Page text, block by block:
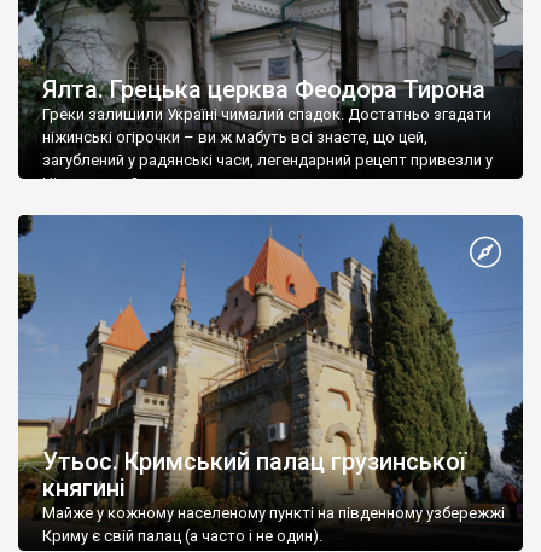
Ялта. Грецька церква Феодора Тирона
Греки залишили Україні чималий спадок. Достатньо згадати
ніжинські огірочки – ви ж мабуть всі знаєте, що цей,
загублений у радянські часи, легендарний рецепт привезли у
Ніжин греки?
Утьос. Кримський палац грузинської
княгині
Майже у кожному населеному пункті на південному узбережжі
Криму є свій палац (а часто і не один).